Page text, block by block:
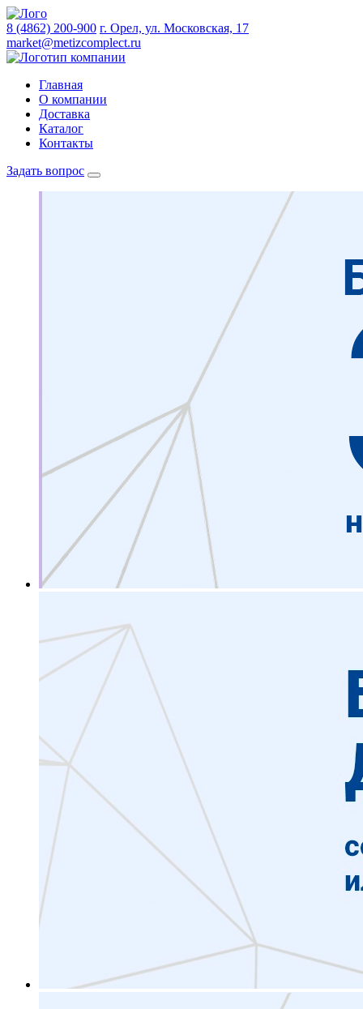
8 (4862) 200-900 г. Орел, ул. Московская, 17
market@metizcomplect.ru
Главная
О компании
Доставка
Каталог
Контакты
Задать вопрос